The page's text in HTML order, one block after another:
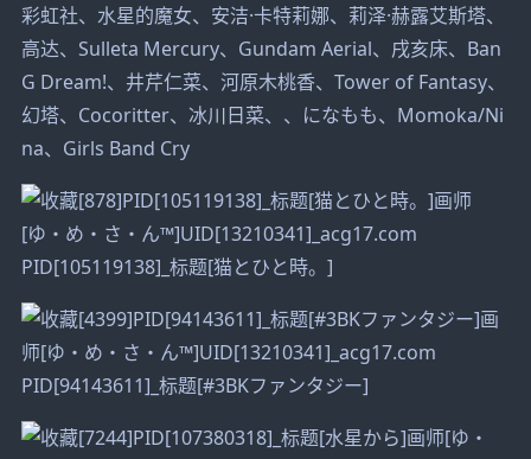
彩虹社、水星的魔女、安洁·卡特莉娜、莉泽·赫露艾斯塔、
高达、Sulleta Mercury、Gundam Aerial、戌亥床、Ban
G Dream!、井芹仁菜、河原木桃香、Tower of Fantasy、
幻塔、Cocoritter、冰川日菜、、になもも、Momoka/Ni
na、Girls Band Cry
PID[105119138]_标题[猫とひと時。]
PID[94143611]_标题[#3BKファンタジー]